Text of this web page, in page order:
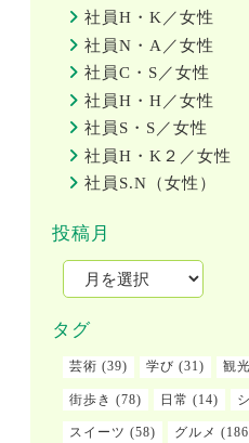
社員H・K／女性
社員N・A／女性
社員C・S／女性
社員H・H／女性
社員S・S／女性
社員H・K２／女性
社員S.N（女性）
投稿月
タグ
芸術 (39) 学び (31) 観光
街歩き (78) 日常 (14)
スイーツ (58) グルメ